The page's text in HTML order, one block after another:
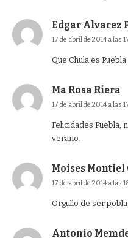
Edgar Alvarez
17 de abril de 2014 a las
Que Chula es
Ma Rosa Riera
17 de abril de 2014 a las
Felicidades Puebla,
verano.
Moises Montiel
17 de abril de 2014 a las
Orgullo de ser
Antonio